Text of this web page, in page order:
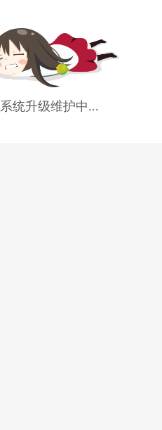
系统升级维护中...